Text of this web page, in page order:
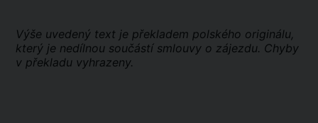
Výše uvedený text je překladem polského originálu,
který je nedílnou součástí smlouvy o zájezdu. Chyby
v překladu vyhrazeny.